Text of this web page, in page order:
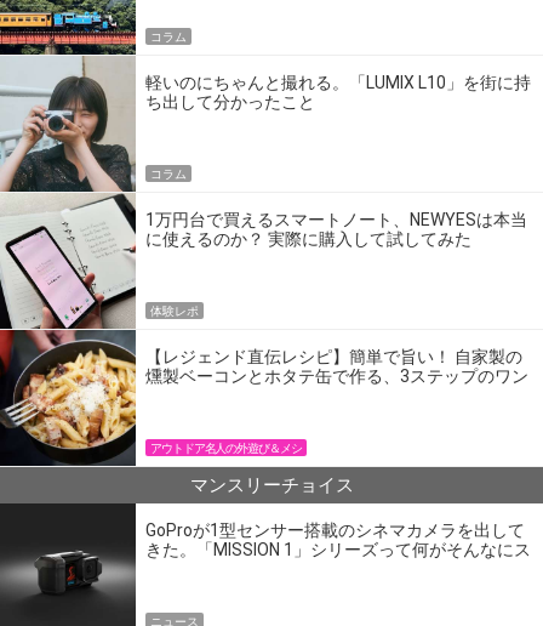
コラム
軽いのにちゃんと撮れる。「LUMIX L10」を街に持
ち出して分かったこと
コラム
1万円台で買えるスマートノート、NEWYESは本当
に使えるのか？ 実際に購入して試してみた
体験レポ
【レジェンド直伝レシピ】簡単で旨い！ 自家製の
燻製ベーコンとホタテ缶で作る、3ステップのワン
アウトドア名人の外遊び＆メシ
マンスリーチョイス
GoProが1型センサー搭載のシネマカメラを出して
きた。「MISSION 1」シリーズって何がそんなにス
ニュース